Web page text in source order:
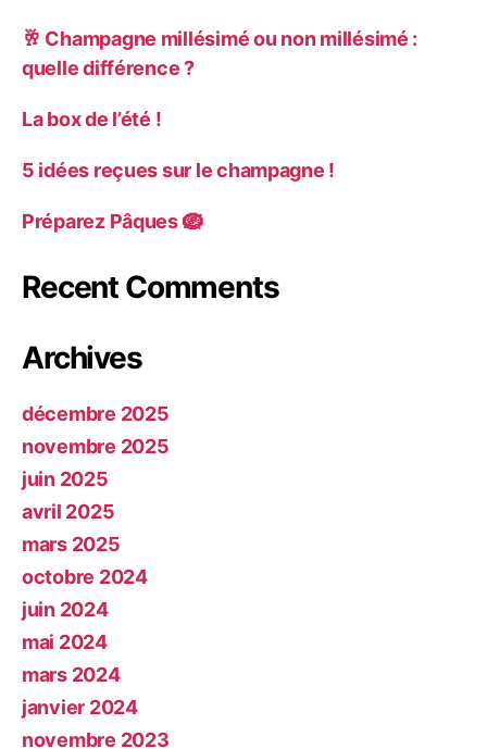
🥂 Champagne millésimé ou non millésimé :
quelle différence ?
La box de l’été !
5 idées reçues sur le champagne !
Préparez Pâques 🪺
Recent Comments
Archives
décembre 2025
novembre 2025
juin 2025
avril 2025
mars 2025
octobre 2024
juin 2024
mai 2024
mars 2024
janvier 2024
novembre 2023